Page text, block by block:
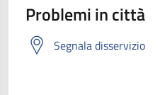
Problemi in città
Segnala disservizio